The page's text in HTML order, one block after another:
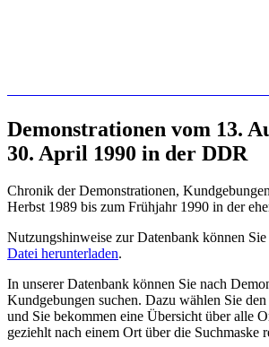
Demonstrationen vom 13.
30. April 1990 in der DDR
Chronik der Demonstrationen,
Herbst 1989 bis zum Frühjahr 1990 in der
Nutzungshinweise zur Datenbank können
Datei herunterladen.
In unserer Datenbank können Sie nach
Kundgebungen suchen. Dazu wählen Sie
und Sie bekommen eine Übersicht über alle
geziehlt nach einem Ort über die Suchmaske